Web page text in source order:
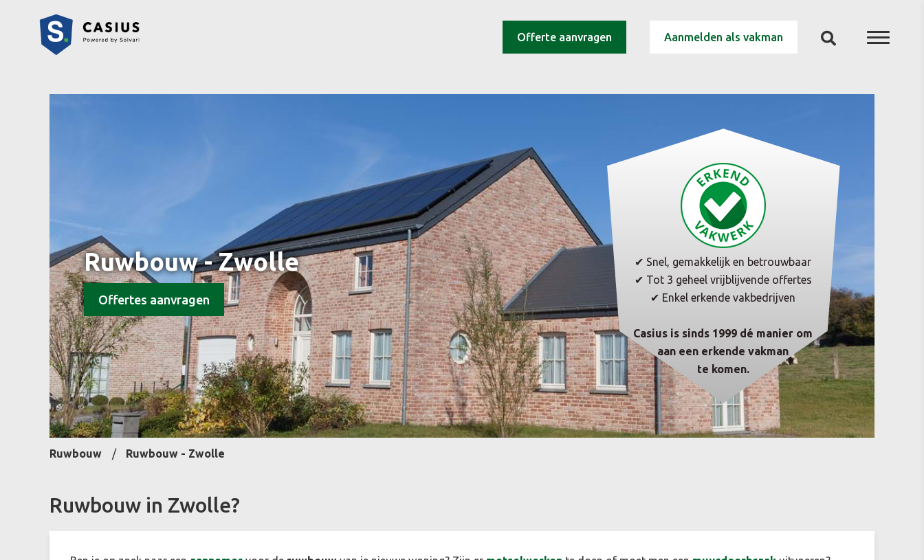
Offerte aanvragen Aanmelden als vakman
Ruwbouw - Zwolle
Offertes aanvragen
✔ Snel, gemakkelijk en betrouwbaar
✔ Tot 3 geheel vrijblijvende offertes
✔ Enkel erkende vakbedrijven
Casius is sinds 1999 dé manier om
aan een erkende vakman
te komen.
Ruwbouw Ruwbouw - Zwolle
Ruwbouw in Zwolle?